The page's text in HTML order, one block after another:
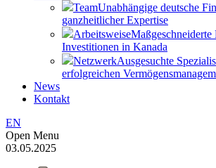
TeamUnabhängige deutsche
ganzheitlicher Expertise
Arbeitsweise
Investitionen in Kanada
NetzwerkAusgesuchte
erfolgreichen
News
Kontakt
EN
Open Menu
03.05.2025